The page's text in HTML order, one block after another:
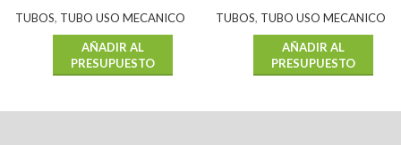
TUBOS, TUBO USO MECANICO
AÑADIR AL
PRESUPUESTO
TUBOS, TUBO USO MECANICO
AÑADIR AL
PRESUPUESTO